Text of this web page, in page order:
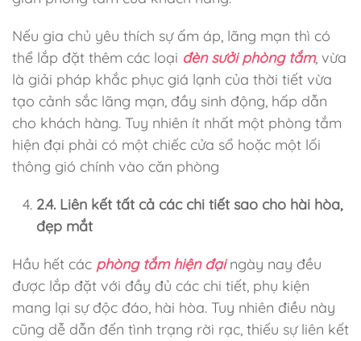
Nếu gia chủ yêu thích sự ấm áp, lãng mạn thì có
thể lắp đặt thêm các loại đèn sưởi phòng tắm, vừa
là giải pháp khắc phục giá lạnh của thời tiết vừa
tạo cảnh sắc lãng mạn, đầy sinh động, hấp dẫn
cho khách hàng. Tuy nhiên ít nhất một phòng tắm
hiện đại phải có một chiếc cửa sổ hoặc một lối
thông gió chính vào căn phòng
2.4. Liên kết tất cả các chi tiết sao cho hài hòa,
đẹp mắt
Hầu hết các phòng tắm hiện đạingày nay đều
được lắp đặt với đầy đủ các chi tiết, phụ kiện
mang lại sự độc đáo, hài hòa. Tuy nhiên điều này
cũng dễ dẫn đến tình trạng rời rạc, thiếu sự liên kết